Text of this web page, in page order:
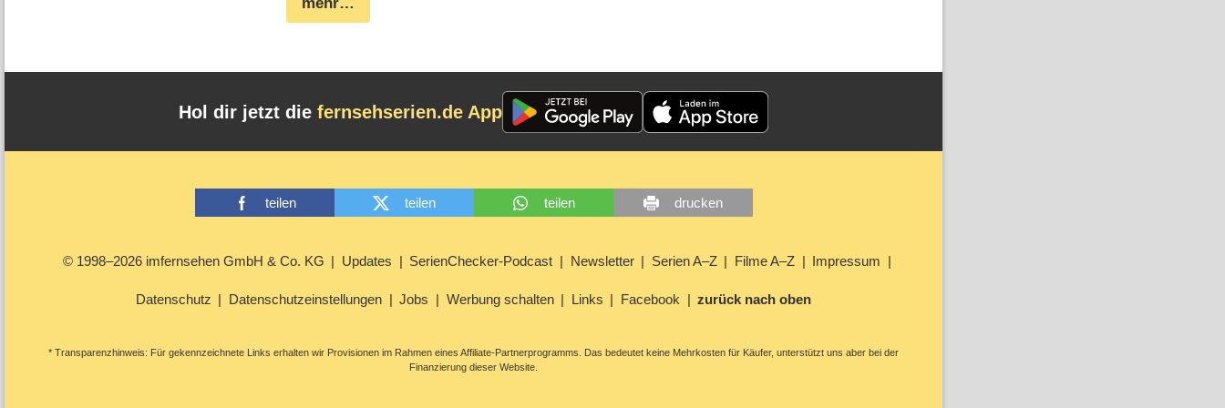
Hol dir jetzt die fernsehserien.de App
teilen teilen teilen drucken
© 1998–2026 imfernsehen GmbH & Co. KG Updates SerienChecker-Podcast Newsletter Serien A–Z Filme A–Z Impressum
Datenschutz Datenschutzeinstellungen Jobs Werbung schalten Links Facebook zurück nach oben
* Transparenzhinweis: Für gekennzeichnete Links erhalten wir Provisionen im Rahmen eines Affiliate-Partnerprogramms. Das bedeutet keine Mehrkosten für Käufer, unterstützt uns aber bei der
Finanzierung dieser Website.